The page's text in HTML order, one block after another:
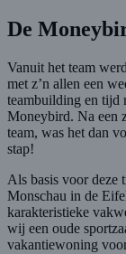
De
Vanuit het team
met z’n allen een
teambuilding en tijd
Moneybird. Na een
team, was het dan
stap!
Als basis voor deze
Monschau in de
karakteristieke
wij een oude
vakantiewoning